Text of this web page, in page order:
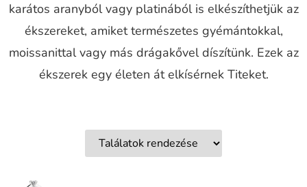
karátos aranyból vagy platinából is elkészíthetjük az
ékszereket, amiket természetes gyémántokkal,
moissanittal vagy más drágakővel díszítünk. Ezek az
ékszerek egy életen át elkísérnek Titeket.